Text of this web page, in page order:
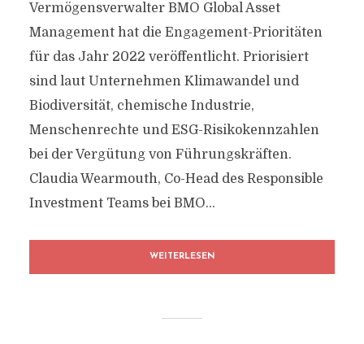
Vermögensverwalter BMO Global Asset
Management hat die Engagement-Prioritäten
für das Jahr 2022 veröffentlicht. Priorisiert
sind laut Unternehmen Klimawandel und
Biodiversität, chemische Industrie,
Menschenrechte und ESG-Risikokennzahlen
bei der Vergütung von Führungskräften.
Claudia Wearmouth, Co-Head des Responsible
Investment Teams bei BMO...
WEITERLESEN